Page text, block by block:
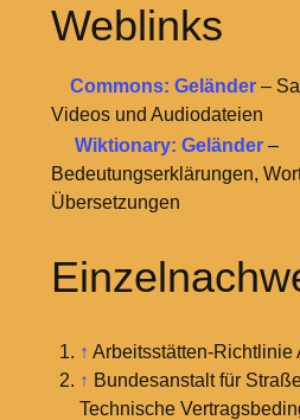
Weblinks
Commons: Geländer–
Videos und Audiodateien
Wiktionary: Geländer–
Bedeutungserklärungen,
Übersetzungen
↑ Arbeitsstätten-Richtlinie
↑ Bundesanstalt für
Technische